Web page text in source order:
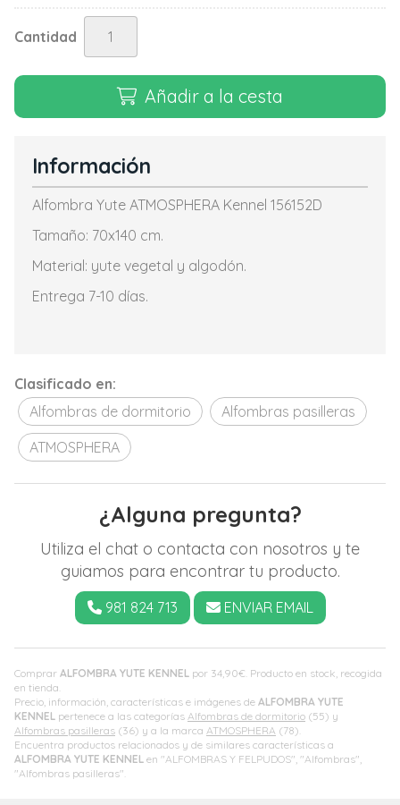
Cantidad
Añadir a la cesta
Comprar ALFOMBRA YUTE KENNEL por 34,90€ . Producto en stock, recogida
en tienda.
Precio, información, características e imágenes de ALFOMBRA YUTE
KENNEL pertenece a las categorías Alfombras de dormitorio (55) y
Alfombras pasilleras (36) y a la marca ATMOSPHERA (78).
Encuentra productos relacionados y de similares características a
ALFOMBRA YUTE KENNEL en "ALFOMBRAS Y FELPUDOS", "Alfombras",
"Alfombras pasilleras".
Información
Alfombra Yute ATMOSPHERA Kennel 156152D
Tamaño: 70x140 cm.
Material: yute vegetal y algodón.
Entrega 7-10 días.
Clasificado en:
Alfombras de dormitorio
Alfombras pasilleras
ATMOSPHERA
¿Alguna pregunta?
Utiliza el chat o contacta con nosotros y te
guiamos para encontrar tu producto.
981 824 713 ENVIAR EMAIL